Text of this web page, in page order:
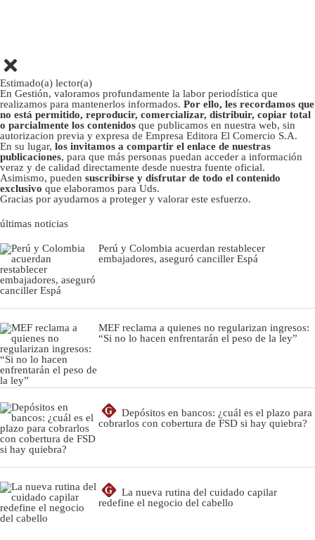
Estimado(a) lector(a)
En Gestión, valoramos profundamente la labor periodística que
realizamos para mantenerlos informados. Por ello, les recordamos que
no está permitido, reproducir, comercializar, distribuir, copiar total
o parcialmente los contenidos que publicamos en nuestra web, sin
autorizacion previa y expresa de Empresa Editora El Comercio S.A.
En su lugar, los invitamos a compartir el enlace de nuestras
publicaciones, para que más personas puedan acceder a información
veraz y de calidad directamente desde nuestra fuente oficial.
Asimismo, pueden suscribirse y disfrutar de todo el contenido
exclusivo que elaboramos para Uds.
Gracias por ayudarnos a proteger y valorar este esfuerzo.
últimas noticias
Perú y Colombia acuerdan restablecer
embajadores, aseguró canciller Espá
MEF reclama a quienes no regularizan ingresos:
“Si no lo hacen enfrentarán el peso de la ley”
G
Depósitos en bancos: ¿cuál es el plazo para
cobrarlos con cobertura de FSD si hay quiebra?
G
La nueva rutina del cuidado capilar
redefine el negocio del cabello